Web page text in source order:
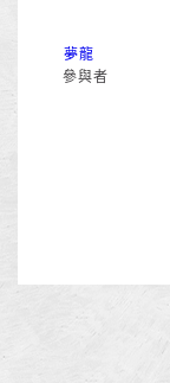
夢龍
參與者